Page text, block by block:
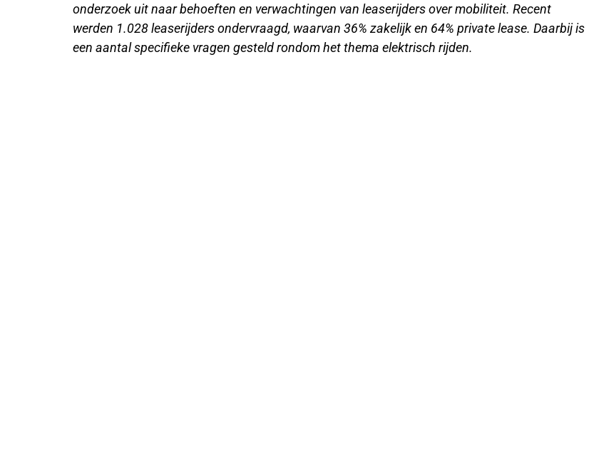
onderzoek uit naar behoeften en verwachtingen van leaserijders over mobiliteit. Recent
werden 1.028 leaserijders ondervraagd, waarvan 36% zakelijk en 64% private lease. Daarbij is
een aantal specifieke vragen gesteld rondom het thema elektrisch rijden.